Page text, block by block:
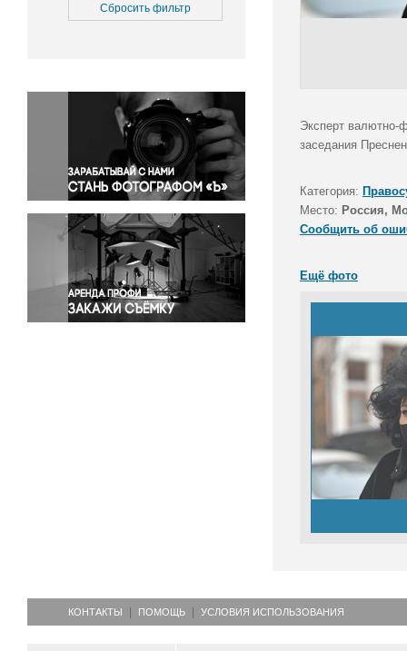
Медицина
Окружающая среда
Политика
Правосудие
Происшествия и конфликты
Религия
Светская жизнь
Спорт
Экология
Экономика и бизнес
Сбросить фильтр
Эксперт валютно-
заседания
Категория:
Место: Россия,
Сообщить об
Ещё фото
КОНТАКТЫ ПОМОЩЬ УСЛОВИЯ ИСПОЛЬЗОВАНИЯ